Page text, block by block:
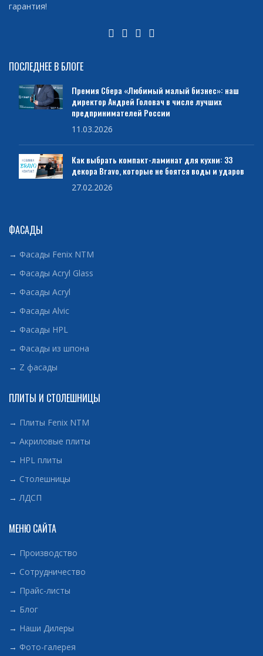
гарантия!
ПОСЛЕДНЕЕ В БЛОГЕ
Премия Сбера «Любимый малый бизнес»: наш
директор Андрей Головач в числе лучших
предпринимателей России
11.03.2026
Как выбрать компакт-ламинат для кухни: 33
декора Bravo, которые не боятся воды и ударов
27.02.2026
ФАСАДЫ
→ Фасады Fenix NTM
→ Фасады Acryl Glass
→ Фасады Acryl
→ Фасады Alvic
→ Фасады HPL
→ Фасады из шпона
→ Z фасады
ПЛИТЫ И СТОЛЕШНИЦЫ
→ Плиты Fenix NTM
→ Акриловые плиты
→ HPL плиты
→ Столешницы
→ЛДСП
МЕНЮ САЙТА
→ Производство
→ Сотрудничество
→ Прайс-листы
→ Блог
→ Наши Дилеры
→ Фото-галерея